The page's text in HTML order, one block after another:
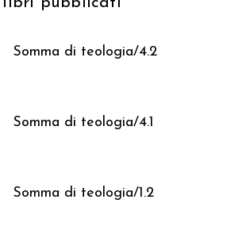
Somma di teologia/4.2
Somma di teologia/4.1
Somma di teologia/1.2